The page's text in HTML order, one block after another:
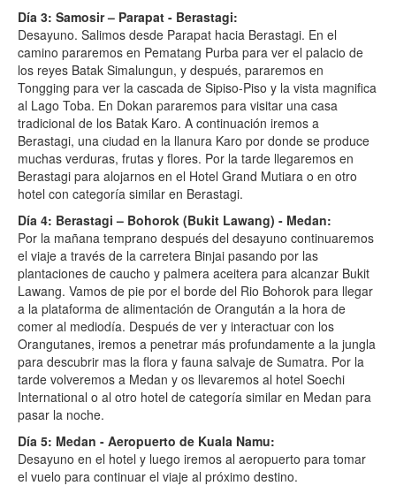
Día 3: Samosir – Parapat - Berastagi:
Desayuno. Salimos desde Parapat hacia Berastagi. En el
camino pararemos en Pematang Purba para ver el palacio de
los reyes Batak Simalungun, y después, pararemos en
Tongging para ver la cascada de Sipiso-Piso y la vista magnifica
al Lago Toba. En Dokan pararemos para visitar una casa
tradicional de los Batak Karo. A continuación iremos a
Berastagi, una ciudad en la llanura Karo por donde se produce
muchas verduras, frutas y flores. Por la tarde llegaremos en
Berastagi para alojarnos en el Hotel Grand Mutiara o en otro
hotel con categoría similar en Berastagi.
Día 4: Berastagi – Bohorok (Bukit Lawang) - Medan:
Por la mañana temprano después del desayuno continuaremos
el viaje a través de la carretera Binjai pasando por las
plantaciones de caucho y palmera aceitera para alcanzar Bukit
Lawang. Vamos de pie por el borde del Rio Bohorok para llegar
a la plataforma de alimentación de Orangután a la hora de
comer al mediodía. Después de ver y interactuar con los
Orangutanes, iremos a penetrar más profundamente a la jungla
para descubrir mas la flora y fauna salvaje de Sumatra. Por la
tarde volveremos a Medan y os llevaremos al hotel Soechi
International o al otro hotel de categoría similar en Medan para
pasar la noche.
Día 5: Medan - Aeropuerto de Kuala Namu:
Desayuno en el hotel y luego iremos al aeropuerto para tomar
el vuelo para continuar el viaje al próximo destino.